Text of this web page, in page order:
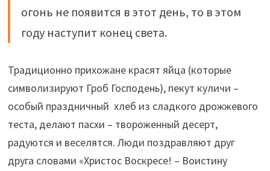
огонь не появится в этот день, то в этом
году наступит конец света.
Традиционно прихожане красят яйца (которые
символизируют Гроб Господень), пекут куличи –
особый праздничный хлеб из сладкого дрожжевого
теста, делают пасхи – твороженный десерт,
радуются и веселятся. Люди поздравляют друг
друга словами «Христос Воскресе! – Воистину